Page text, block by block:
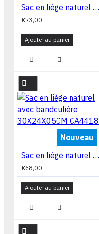
Sac en liège naturel avec bandoulière 26X27X06CM CA4416
€73,00
Ajouter au panier
Nouveau
Sac en liège naturel avec bandoulière 30X24X05CM CA4418
€68,00
Ajouter au panier